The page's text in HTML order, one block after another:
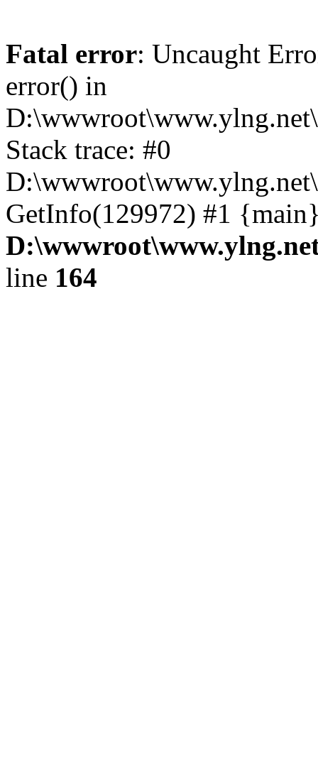
Fatal error: Uncaught
error() in
Stack trace: #0
GetInfo(129972) #1
line 164